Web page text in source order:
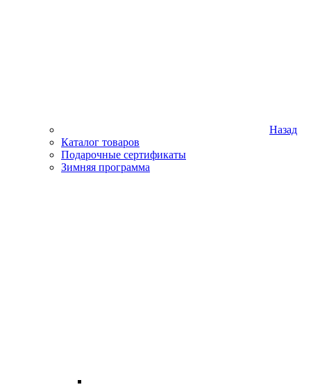
Назад
Каталог товаров
Подарочные сертификаты
Зимняя программа